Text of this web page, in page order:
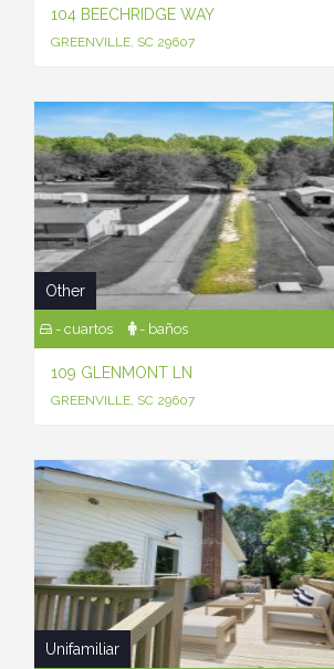
104 BEECHRIDGE WAY
GREENVILLE, SC 29607
Other
- cuartos - baños
109 GLENMONT LN
GREENVILLE, SC 29607
Unifamiliar